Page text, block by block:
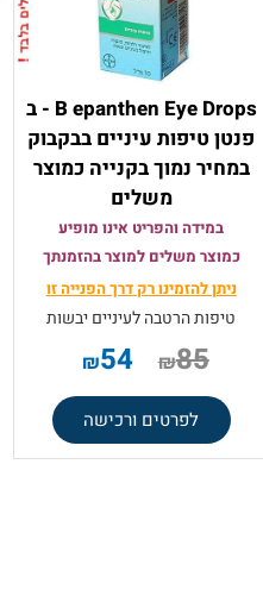
B epanthen Eye Drops - ב
פנטן טיפות עיניים בבקבוק
במחיר נמוך בקנייה כמוצר
משלים
במידה והפריט אינו מופיע
כמוצר משלים למוצר בהזמנתך
ניתן להזמינו רק דרך הפנייה זו
טיפות הרטבה לעיניים יבשות
₪85
₪54
לפרטים ורכישה